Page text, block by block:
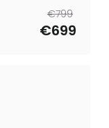
Parastā€799
Pārdošanas
€699